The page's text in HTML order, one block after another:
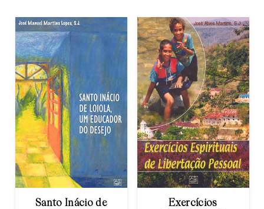
Santo Inácio de
Exercícios